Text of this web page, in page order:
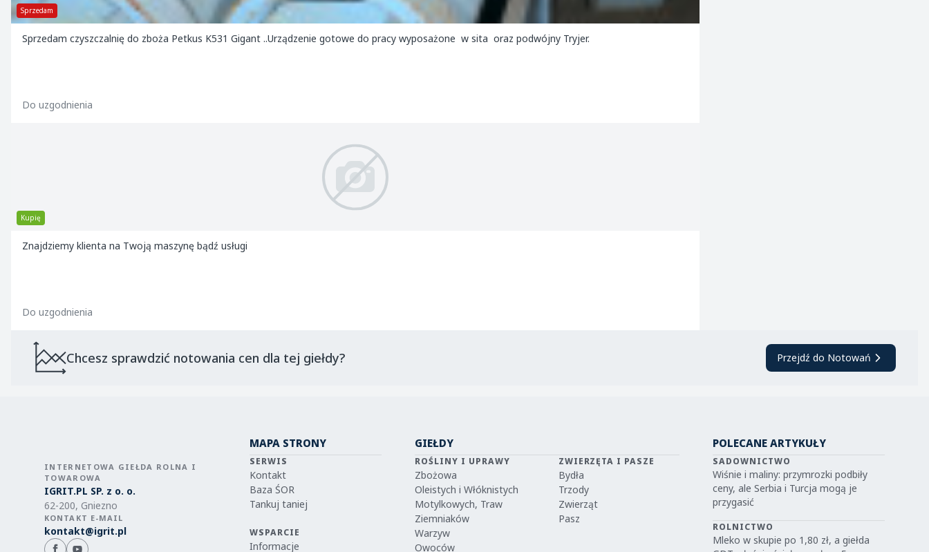
Sprzedam
Sprzedam czyszczalnię do zboża Petkus K531 Gigant ..Urządzenie gotowe do pracy wyposażone w sita oraz podwójny Tryjer.
Do uzgodnienia
Kupię
Znajdziemy klienta na Twoją maszynę bądź usługi
Do uzgodnienia
Chcesz sprawdzić notowania cen dla tej giełdy? Przejdź do Notowań
INTERNETOWA GIEŁDA ROLNA I
TOWAROWA
IGRIT.PL SP. z o. o.
62-200, Gniezno
KONTAKT E-MAIL
kontakt@igrit.pl
MAPA STRONY
SERWIS
Kontakt
Baza ŚOR
Tankuj taniej
WSPARCIE
Informacje
GIEŁDY
ROŚLINY I UPRAWY
Zbożowa
Oleistych i Włóknistych
Motylkowych, Traw
Ziemniaków
Warzyw
Owoców
ZWIERZĘTA I PASZE
Bydła
Trzody
Zwierząt
Pasz
POLECANE ARTYKUŁY
SADOWNICTWO
Wiśnie i maliny: przymrozki podbiły
ceny, ale Serbia i Turcja mogą je
przygasić
ROLNICTWO
Mleko w skupie po 1,80 zł, a giełda